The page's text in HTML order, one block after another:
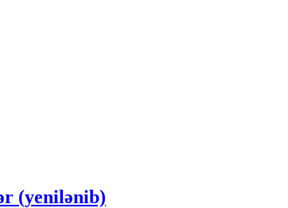
(yenilənib)